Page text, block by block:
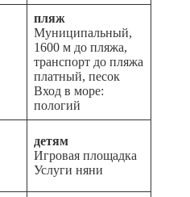
пляж
Муниципальный,
1600 м до пляжа,
транспорт до пляжа
платный, песок
Вход в море:
пологий
детям
Игровая площадка
Услуги няни